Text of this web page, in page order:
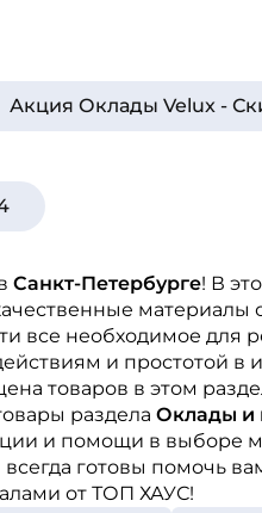
Акция Оклады Velux -
Санкт-Петербурге! В
материалы
все необходимое для
и простотой в
товаров в этом
раздела Оклады и
и помощи в выборе
готовы помочь
от ТОП ХАУС!